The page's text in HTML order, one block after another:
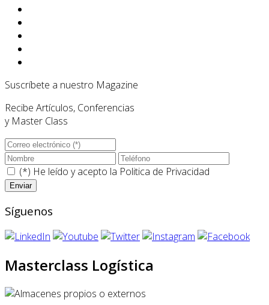
Suscríbete a nuestro Magazine
Recibe Artículos, Conferencias
y Master Class
(*) He leído y acepto la Politica de Privacidad
Síguenos
Masterclass Logística